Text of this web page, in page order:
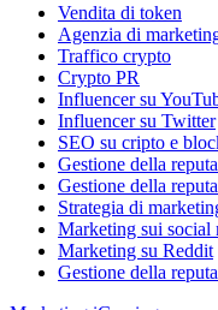
Vendita di token
Agenzia di
Traffico crypto
Crypto PR
Influencer su
Influencer su Twitter
SEO su cripto e
Gestione della
Gestione della
Strategia di
Marketing sui social
Marketing su Reddit
Gestione della